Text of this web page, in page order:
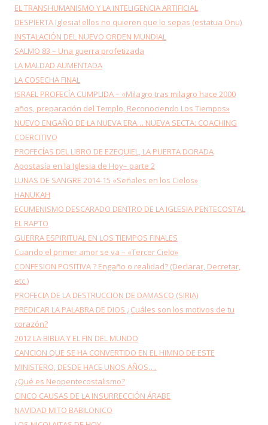
EL TRANSHUMANISMO Y LA INTELIGENCIA ARTIFICIAL
DESPIERTA Iglesia! ellos no quieren que lo sepas (estatua Onu)
INSTALACIÓN DEL NUEVO ORDEN MUNDIAL
SALMO 83 – Una guerra profetizada
LA MALDAD AUMENTADA
LA COSECHA FINAL
ISRAEL PROFECÍA CUMPLIDA – «Milagro tras milagro hace 2000
años, preparación del Templo, Reconociendo Los Tiempos»
NUEVO ENGAÑO DE LA NUEVA ERA… NUEVA SECTA: COACHING
COERCITIVO
PROFECÍAS DEL LIBRO DE EZEQUIEL, LA PUERTA DORADA
Apostasía en la Iglesia de Hoy– parte 2
LUNAS DE SANGRE 2014-15 «Señales en los Cielos»
HANUKAH
ECUMENISMO DESCARADO DENTRO DE LA IGLESIA PENTECOSTAL
EL RAPTO
GUERRA ESPIRITUAL EN LOS TIEMPOS FINALES
Cuando el primer amor se va – «Tercer Cielo»
CONFESION POSITIVA ? Engaño o realidad? (Declarar, Decretar,
etc.)
PROFECIA DE LA DESTRUCCION DE DAMASCO (SIRIA)
PREDICAR LA PALABRA DE DIOS ¿Cuáles son los motivos de tu
corazón?
2012 LA BIBLIA Y EL FIN DEL MUNDO
CANCION QUE SE HA CONVERTIDO EN EL HIMNO DE ESTE
MINISTERO, DESDE HACE UNOS AÑOS….
¿Qué es Neopentecostalismo?
CINCO CAUSAS DE LA INSURRECCIÓN ÁRABE
NAVIDAD MITO BABILONICO